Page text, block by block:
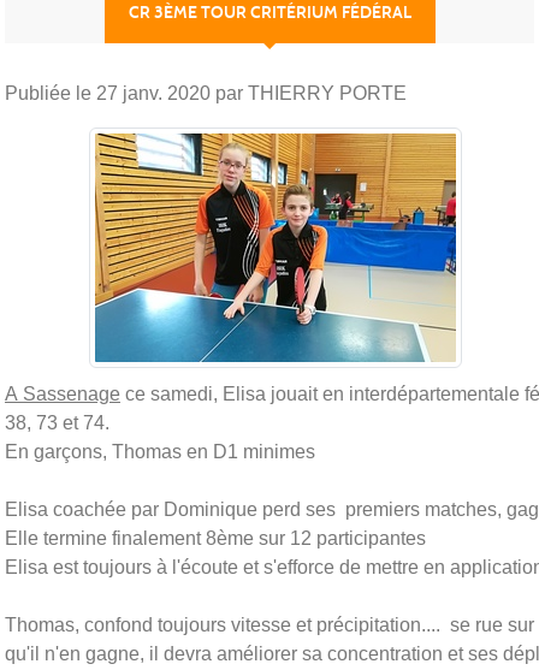
CR 3ÈME TOUR CRITÉRIUM FÉDÉRAL
Publiée le 27 janv. 2020 par THIERRY PORTE
A Sassenage ce samedi, Elisa jouait en interdépartementale
38, 73 et 74.
En garçons, Thomas en D1 minimes
Elisa coachée par Dominique perd ses premiers matches,
Elle termine finalement 8ème sur 12 participantes
Elisa est toujours à l'écoute et s'efforce de mettre en
Thomas, confond toujours vitesse et précipitation.... se rue
qu'il n'en gagne, il devra améliorer sa concentration et ses